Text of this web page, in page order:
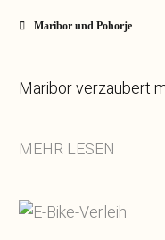
Maribor und Pohorje
Maribor verzaubert
MEHR LESEN